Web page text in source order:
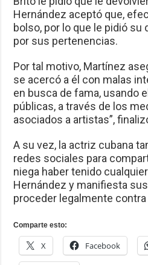
Hernández aceptó que,
bolso, por lo que le pidió su
por sus pertenencias.
Por tal motivo, Martínez
se acercó a él con malas
en busca de fama, usando
públicas, a través de los
asociados a artistas”,
A su vez, la actriz cubana
redes sociales para
niega haber tenido
Hernández y manifiesta
proceder legalmente contra
Comparte esto:
X Facebook